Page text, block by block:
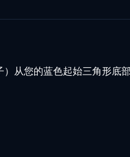
从您的蓝色起始三角形底